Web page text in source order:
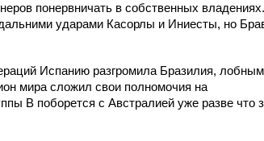
понервничать в собственных
ударами Касорлы и Иниесты, но
Испанию разгромила Бразилия, лобным
мира сложил свои полномочия на
В поборется с Австралией уже разве что